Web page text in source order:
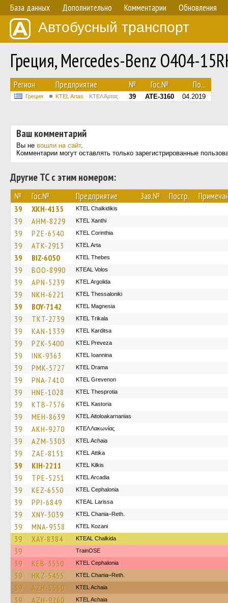
База данных Дополнительно Комментарии Обновления
Автобусный транспорт
Греция, Mercedes-Benz O404-
Регион Предприятие № Гос.№ По...
Греция KTEL Artas ΚΤΕΛ Άρτας 39 ATE-3160 04.2019
Ваш комментарий
Вы не вошли на сайт.
Комментарии могут оставлять только зарегистрированные
Другие ТС с этим номером:
№ Гос.№ Предприятие Зав.№ Постр.
39 XKH-4135 ΚΤΕL Chalkidikis
39 AHM-8229 KTEL Xanthi
39 PZE-6540 KTEL Corinthia
39 ATK-2913 KTEL Arta
39 BIZ-6050 KTEL Thebes
39 BOO-8990 KTEAL Volos
39 APN-5239 KTEL Argolida
39 NKH-6221 KTEL Thessaloniki
39 BOY-7142 ΚΤΕL Magnesia
39 TKT-2739 ΚΤΕL Τrikala
39 KAN-1339 ΚΤΕL Karditsa
39 PZK-5400 KTEL Preveza
39 INK-9363 KTEL Ioannina
39 PMK-5727 KTEL Drama
39 PNA-7410 ΚΤΕL Grevenon
39 HNE-1028 KTEL Thesprotia
39 KTB-7576 KTEL Kastoria
39 MEH-8639 KTEL Aitoloakarnanias
39 AKH-9270 ΚΤΕΛ Λακωνίας
39 AZM-5303 KTEL Achaia
39 ZAE-8151 KΤΕL Αttika
39 KIH-2211 KTEL Kilkis
39 TPE-5251 KTEL Arcadia
39 KEZ-6550 KTEL Cephalonia
39 PPI-6849 KTEAL Larissa
39 XNY-3039 KTEL Chania–Reth.
39 MNA-9558 ΚΤΕL Kozani
39 XAY-8384 KTEAL Chalkida
39 TrainΟSE
39 KEB-3550 KTEL Cephalonia
39 HKZ-5455 KTEL Chania–Reth.
39 AZH-5560 KTEL Achaia
39 AZH-9260 KTEL Achaia